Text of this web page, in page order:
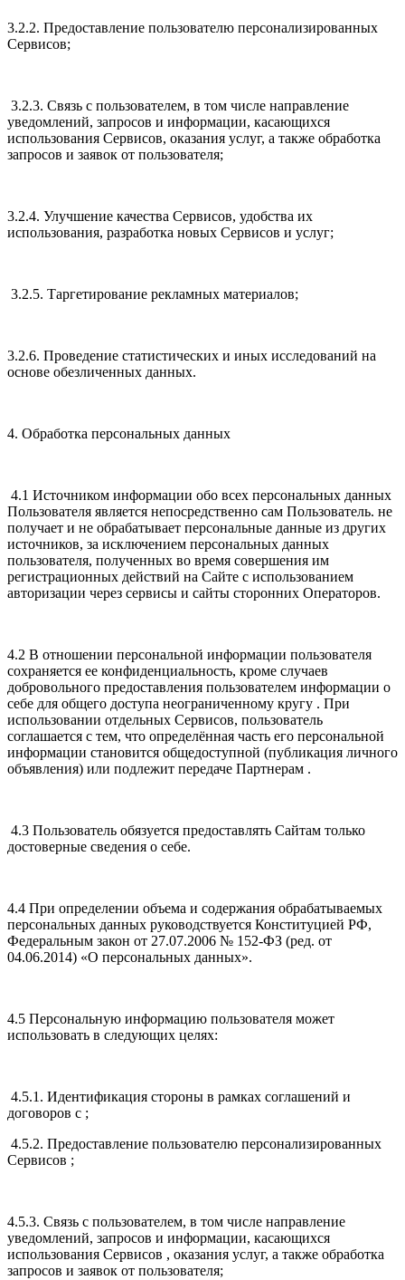
3.2.2. Предоставление пользователю персонализированных
Сервисов;
3.2.3. Связь с пользователем, в том числе направление
уведомлений, запросов и информации, касающихся
использования Сервисов, оказания услуг, а также обработка
запросов и заявок от пользователя;
3.2.4. Улучшение качества Сервисов, удобства их
использования, разработка новых Сервисов и услуг;
3.2.5. Таргетирование рекламных материалов;
3.2.6. Проведение статистических и иных исследований на
основе обезличенных данных.
4. Обработка персональных данных
4.1 Источником информации обо всех персональных данных
Пользователя является непосредственно сам Пользователь. не
получает и не обрабатывает персональные данные из других
источников, за исключением персональных данных
пользователя, полученных во время совершения им
регистрационных действий на Сайте с использованием
авторизации через сервисы и сайты сторонних Операторов.
4.2 В отношении персональной информации пользователя
сохраняется ее конфиденциальность, кроме случаев
добровольного предоставления пользователем информации о
себе для общего доступа неограниченному кругу . При
использовании отдельных Сервисов, пользователь
соглашается с тем, что определённая часть его персональной
информации становится общедоступной (публикация личного
объявления) или подлежит передаче Партнерам .
4.3 Пользователь обязуется предоставлять Сайтам только
достоверные сведения о себе.
4.4 При определении объема и содержания обрабатываемых
персональных данных руководствуется Конституцией РФ,
Федеральным закон от 27.07.2006 № 152-ФЗ (ред. от
04.06.2014) «О персональных данных».
4.5 Персональную информацию пользователя может
использовать в следующих целях:
4.5.1. Идентификация стороны в рамках соглашений и
договоров с ;
4.5.2. Предоставление пользователю персонализированных
Сервисов ;
4.5.3. Связь с пользователем, в том числе направление
уведомлений, запросов и информации, касающихся
использования Сервисов , оказания услуг, а также обработка
запросов и заявок от пользователя;